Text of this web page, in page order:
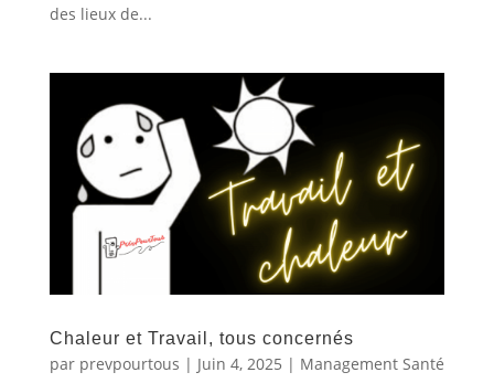
des lieux de...
Chaleur et Travail, tous concernés
par prevpourtous | Juin 4, 2025 | Management Santé